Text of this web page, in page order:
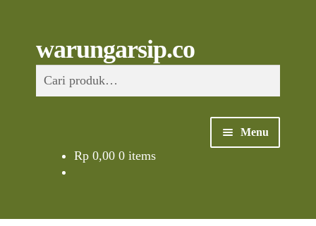
to
navigation
to
content
warungarsip.co
untuk:
Menu
Rp0,00 0 items